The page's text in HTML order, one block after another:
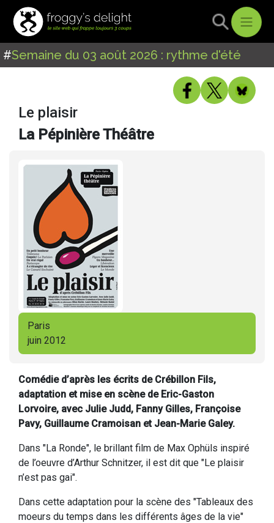
#Semaine du 03 août 2026 : rythme d'été
Le plaisir
La Pépinière Théâtre
Paris
juin 2012
Comédie d’après les écrits de Crébillon Fils,
adaptation et mise en scène de Eric-Gaston
Lorvoire, avec Julie Judd, Fanny Gilles, Françoise
Pavy, Guillaume Cramoisan et Jean-Marie Galey.
Dans "La Ronde", le brillant film de Max Ophüls inspiré
de l’oeuvre d’Arthur Schnitzer, il est dit que "Le plaisir
n’est pas gai".
Dans cette adaptation pour la scène des "Tableaux des
moeurs du temps dans les différents âges de la vie"